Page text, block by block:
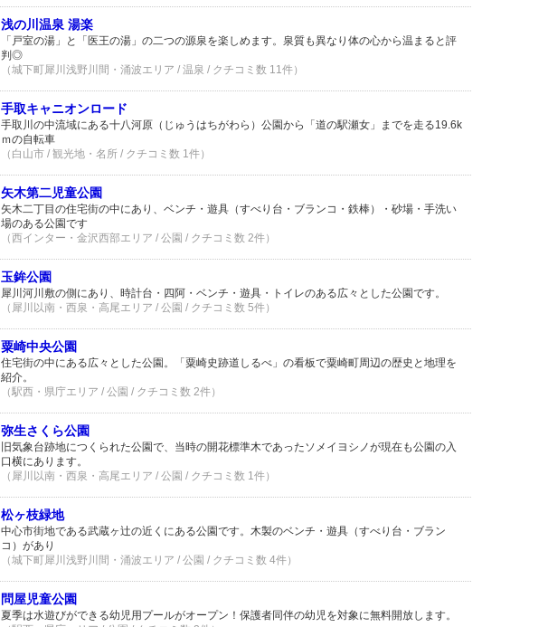
浅の川温泉 湯楽
「戸室の湯」と「医王の湯」の二つの源泉を楽しめます。泉質も異なり体の心から温まると評
判◎
（城下町犀川浅野川間・涌波エリア / 温泉 / クチコミ数 11件）
手取キャニオンロード
手取川の中流域にある十八河原（じゅうはちがわら）公園から「道の駅瀬女」までを走る19.6k
ｍの自転車
（白山市 / 観光地・名所 / クチコミ数 1件）
矢木第二児童公園
矢木二丁目の住宅街の中にあり、ベンチ・遊具（すべり台・ブランコ・鉄棒）・砂場・手洗い
場のある公園です
（西インター・金沢西部エリア / 公園 / クチコミ数 2件）
玉鉾公園
犀川河川敷の側にあり、時計台・四阿・ベンチ・遊具・トイレのある広々とした公園です。
（犀川以南・西泉・高尾エリア / 公園 / クチコミ数 5件）
粟崎中央公園
住宅街の中にある広々とした公園。「粟崎史跡道しるべ」の看板で粟崎町周辺の歴史と地理を
紹介。
（駅西・県庁エリア / 公園 / クチコミ数 2件）
弥生さくら公園
旧気象台跡地につくられた公園で、当時の開花標準木であったソメイヨシノが現在も公園の入
口横にあります。
（犀川以南・西泉・高尾エリア / 公園 / クチコミ数 1件）
松ヶ枝緑地
中心市街地である武蔵ヶ辻の近くにある公園です。木製のベンチ・遊具（すべり台・ブラン
コ）があり
（城下町犀川浅野川間・涌波エリア / 公園 / クチコミ数 4件）
問屋児童公園
夏季は水遊びができる幼児用プールがオープン！保護者同伴の幼児を対象に無料開放します。